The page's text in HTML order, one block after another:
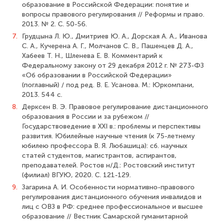
образование в Российской Федерации: понятие и
вопросы правового регулирования // Реформы и право.
2013. № 2. С. 50-56.
7.
Грудцына Л. Ю., Дмитриев Ю. А., Дорская А. А., Иванова
С. А., Кучерена А. Г., Молчанов С. В., Пашенцев Д. А.,
Хабеев Т. Н., Шленева Е. В. Ком­ментарий к
Федеральному закону от 29 декабря 2012 г. № 273-ФЗ
«Об образовании в Российской Федерации»
(поглавный) / под ред. В. Е. Усанова. М.: Юркомпани,
2013. 544 с.
8. Дерксен В. Э. Правовое регулирование дистанционного
образования в Рос­сии и за рубежом //
Государствоведение в XXI в.: проблемы и перспективы
развития. Юбилейные научные чтения (к 75-летнему
юбилею профессора В. Я. Любашица): сб. научных
статей студентов, магистрантов, аспирантов,
преподавателей. Ростов н/Д.: Ростовский институт
(филиал) ВГУЮ, 2020. С. 121-129.
9. Загарина А. И. Особенности нормативно-правового
регулирования дис­танционного обучения инвалидов и
лиц с ОВЗ в РФ: среднее профессиональное и высшее
образование // Вестник Самарской гуманитарной